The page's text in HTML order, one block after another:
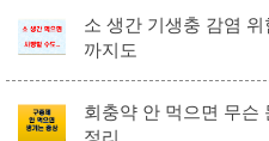
소 생간 기생충 감염
까지도
회충약 안 먹으면 무슨
정리